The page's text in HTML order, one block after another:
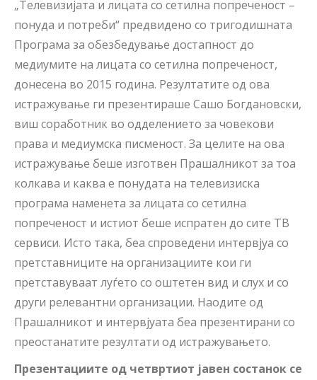
„Телевизијата и лицата со сетилна попреченост –
понуда и потреби“ предвидено со тригодишната
Програма за обезбедување достапност до
медиумите на лицата со сетилна попреченост,
донесена во 2015 година. Резултатите од ова
истражување ги презентираше Сашо Богдановски,
виш соработник во одделението за човекови
права и медиумска писменост. За целите на ова
истражување беше изготвен Прашалникот за тоа
колкава и каква е понудата на телевизиска
програма наменета за лицата со сетилна
попреченост и истиот беше испратен до сите ТВ
сервиси. Исто така, беа спроведени интервјуа со
претставниците на организациите кои ги
претставуваат луѓето со оштетен вид и слух и со
други релевантни организации. Наодите од
Прашалникот и интервјуата беа презентирани со
преостанатите резултати од истражувањето.
Презентациите од четвртиот јавен состанок се